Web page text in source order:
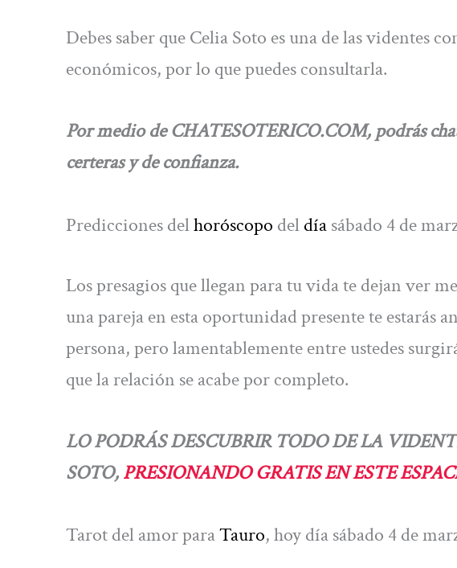
Debes saber que Celia Soto es una de las videntes
económicos, por lo que puedes consultarla.
Por medio de CHATESOTERICO.COM, podrás
certeras y de confianza.
Predicciones delhoróscopo deldíasábado 4 de
Los presagios que llegan para tu vida te dejan ver
una pareja en esta oportunidad presente te estarás
persona, pero lamentablemente entre ustedes
que la relación se acabe por completo.
LO PODRÁS DESCUBRIR TODO DE LA
SOTO,PRESIONANDO GRATIS EN ESTE
Tarot del amor paraTauro, hoy día sábado 4 de